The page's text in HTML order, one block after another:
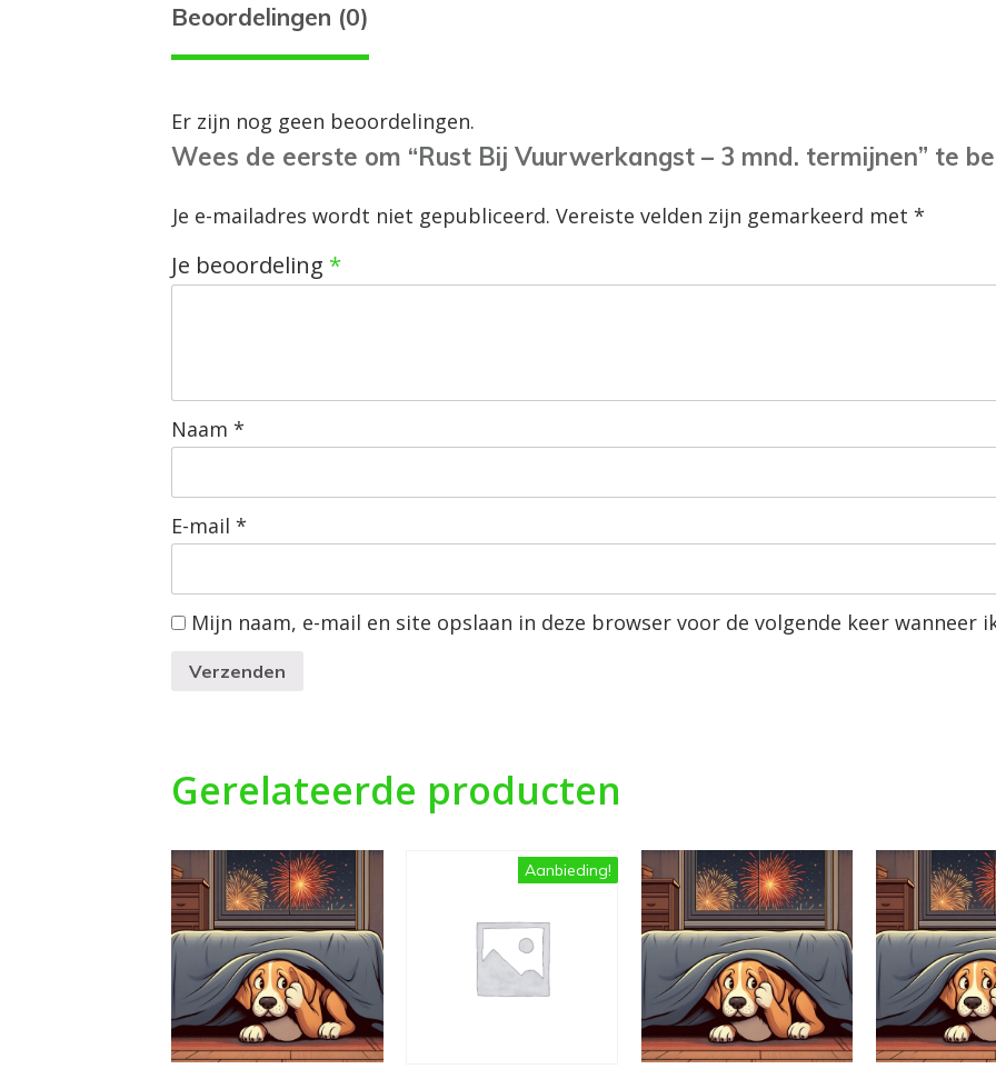
Beoordelingen (0)
Er zijn nog geen beoordelingen.
Wees de eerste om “Rust Bij Vuurwerkangst – 3 mnd. termijnen” te
Je e-mailadres wordt niet gepubliceerd. Vereiste velden zijn gemarkeerd met *
Je beoordeling *
Naam *
E-mail *
Mijn naam, e-mail en site opslaan in deze browser voor de volgende keer wanneer
Verzenden
Gerelateerde producten
Aanbieding!